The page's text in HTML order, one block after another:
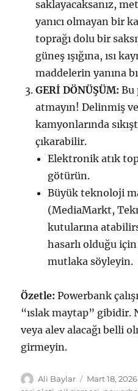
saklayacaksanız,
yanıcı olmayan bir
toprağı dolu bir
güneş ışığına, ısı
maddelerin yanına
GERİ DÖNÜŞÜM: Bu
atmayın! Delinmiş
kamyonlarında
çıkarabilir.
Elektronik atık
götürün.
Büyük teknoloji
(MediaMarkt,
kutularına
hasarlı olduğu
mutlaka söyleyin.
Özetle: Powerbank
“ıslak maytap” gibidir.
veya alev alacağı belli
girmeyin.
Yazar
Ali Baylar
Yayın
Mart 18, 2026